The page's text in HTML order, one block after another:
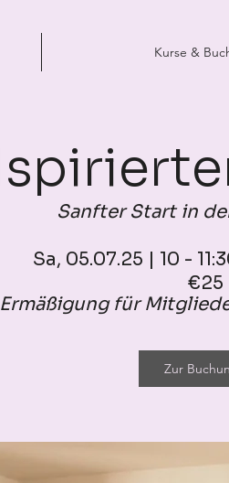
Kurse &
Sanfter Start in
Sa, 05.07.25 | 10 -
€25
Ermäßigung für
Zur